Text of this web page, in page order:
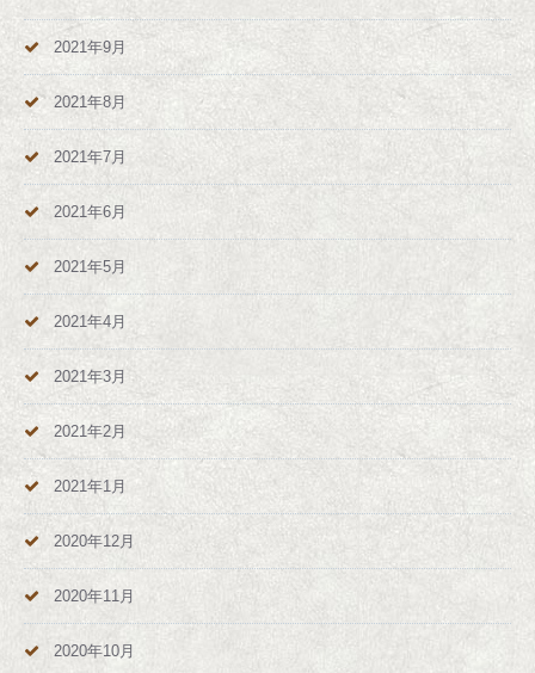
2021年9月
2021年8月
2021年7月
2021年6月
2021年5月
2021年4月
2021年3月
2021年2月
2021年1月
2020年12月
2020年11月
2020年10月